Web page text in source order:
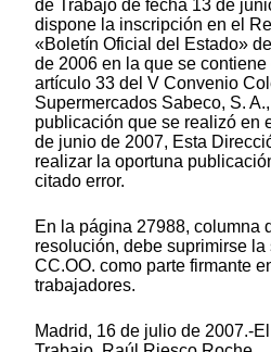
de Trabajo de fecha 13 de
dispone la inscripción en el
«Boletín Oficial del Estado»
de 2006 en la que se
artículo 33 del V Convenio
Supermercados Sabeco, S.
publicación que se realizó en
de junio de 2007, Esta
realizar la oportuna
citado error.
En la página 27988, columna
resolución, debe suprimirse
CC.OO. como parte firmante
trabajadores.
Madrid, 16 de julio de 2007.-